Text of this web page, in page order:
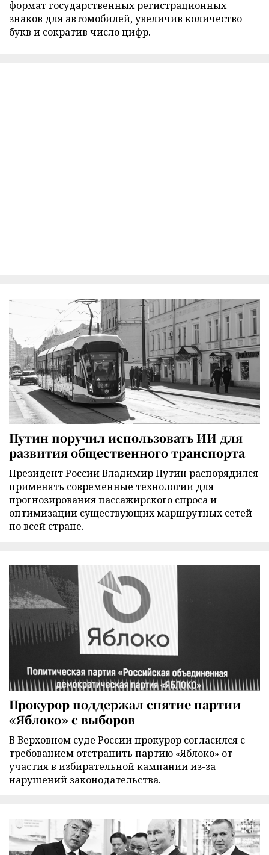
формат государственных регистрационных
знаков для автомобилей, увеличив количество
букв и сократив число цифр.
Путин поручил использовать ИИ для
развития общественного транспорта
Президент России Владимир Путин распорядился
применять современные технологии для
прогнозирования пассажирского спроса и
оптимизации существующих маршрутных сетей
по всей стране.
Прокурор поддержал снятие партии
«Яблоко» с выборов
В Верховном суде России прокурор согласился с
требованием отстранить партию «Яблоко» от
участия в избирательной кампании из-за
нарушений законодательства.